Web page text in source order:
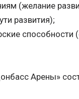
(желание
развития);
Арены»